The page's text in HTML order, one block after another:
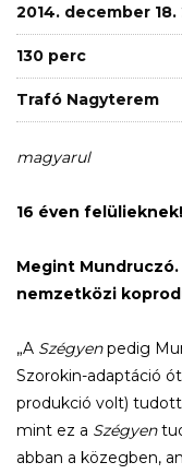
2014. december 18.
130 perc
Trafó Nagyterem
magyarul
16 éven felülieknek!
Megint
nemzetközi
„A Szégyenpedig
Szorokin-adaptáció
produkció volt)
mint ez a Szégyen
abban a közegben,